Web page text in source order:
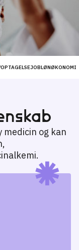
OPTAGELSEJOBLØNØKONOMI
medicin og kan